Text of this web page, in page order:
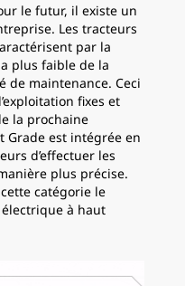
le futur, il existe un
Les tracteurs
par la
plus faible de la
de maintenance. Ceci
fixes et
la prochaine
Grade est intégrée en
d’effectuer les
plus précise.
catégorie le
à haut